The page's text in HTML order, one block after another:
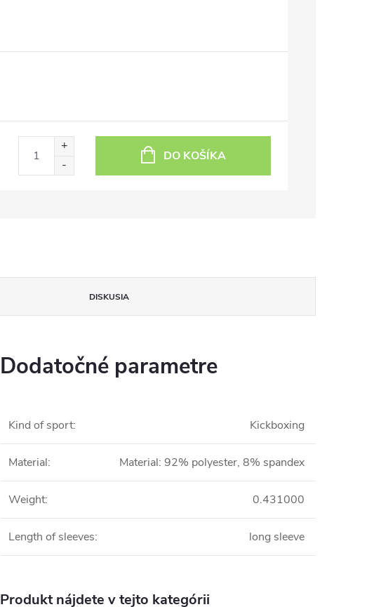
DO KOŠÍKA
DISKUSIA
Dodatočné parametre
Kind of sport: Kickboxing
Material: Material: 92% polyester, 8% spandex
Weight: 0.431000
Length of sleeves: long sleeve
Produkt nájdete v tejto kategórii